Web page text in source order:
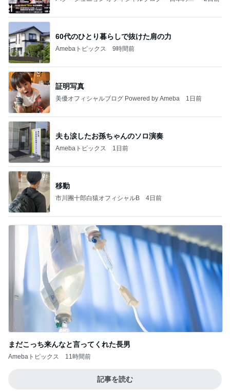
60代のひとり暮らしで抜けた肩の力
Amebaトピックス 9時間前
証明写真
美優オフィシャルブログ Powered by Ameba 1日前
夫も涙したお孫ちゃんのソロ演奏
Amebaトピックス 1日前
移動
市川團十郎白猿オフィシャルB 4日前
まだこっち来んなと言ってくれた長男
Amebaトピックス 11時間前
記事を読む